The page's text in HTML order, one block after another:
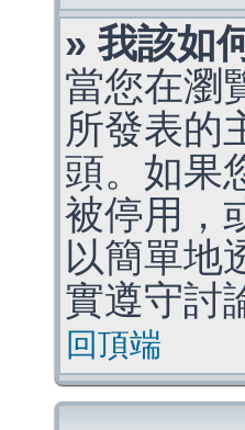
» 我該如
當您在瀏
所發表的
頭。如果
被停用，
以簡單地
實遵守討
回頂端